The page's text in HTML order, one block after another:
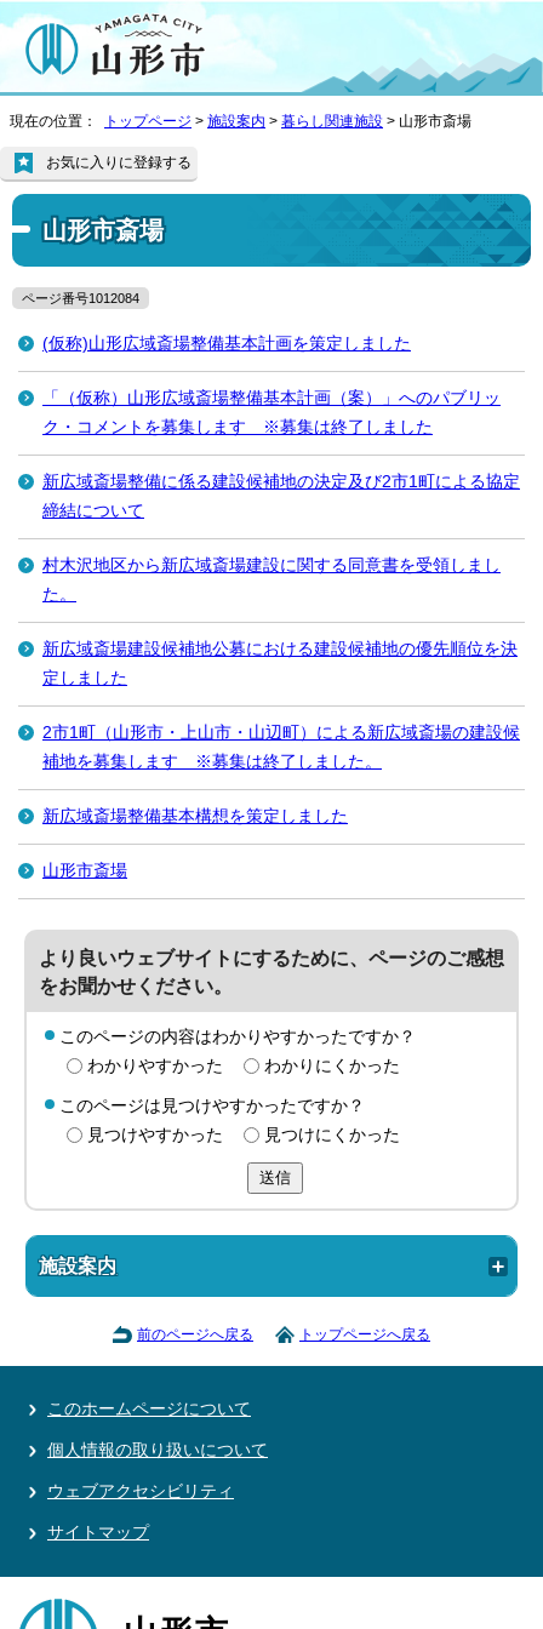
現在の位置： トップページ > 施設案内 > 暮らし関連施設 > 山形市斎場
山形市斎場
お気に入りに登録する
ページ番号1012084
(仮称)山形広域斎場整備基本計画を策定しました
「（仮称）山形広域斎場整備基本計画（案）」へのパブリッ
ク・コメントを募集します ※募集は終了しました
新広域斎場整備に係る建設候補地の決定及び2市1町による協定
締結について
村木沢地区から新広域斎場建設に関する同意書を受領しまし
た。
新広域斎場建設候補地公募における建設候補地の優先順位を決
定しました
2市1町（山形市・上山市・山辺町）による新広域斎場の建設候
補地を募集します ※募集は終了しました。
新広域斎場整備基本構想を策定しました
山形市斎場
より良いウェブサイトにするために、ページのご感想
をお聞かせください。
このページの内容はわかりやすかったですか？
わかりやすかった
わかりにくかった
このページは見つけやすかったですか？
見つけやすかった
見つけにくかった
送信
施設案内
前のページへ戻る トップページへ戻る
このホームページについて
個人情報の取り扱いについて
ウェブアクセシビリティ
サイトマップ